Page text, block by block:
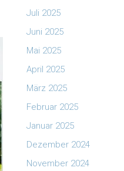
Juli 2025
Juni 2025
Mai 2025
April 2025
März 2025
Februar 2025
Januar 2025
Dezember 2024
November 2024